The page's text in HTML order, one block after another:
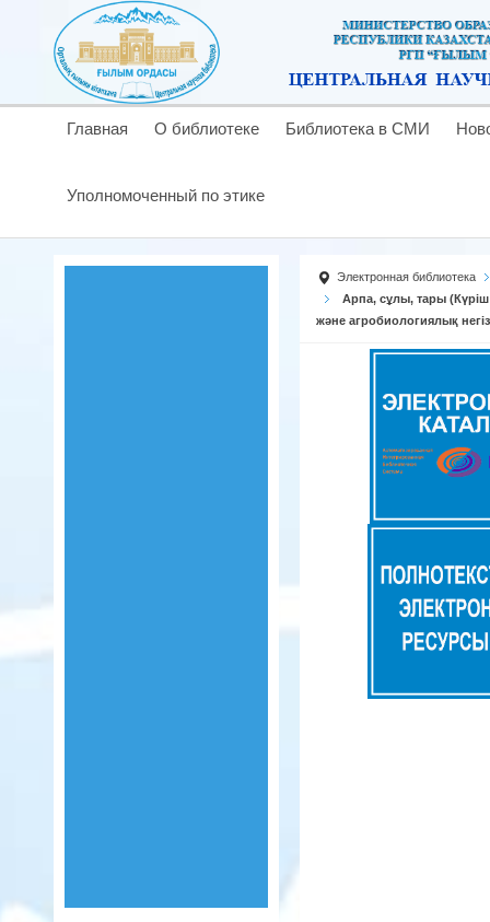
Главная О библиотеке Библиотека в СМИ
Уполномоченный по этике
Электронная библиотека
Арпа, сұлы, тары (Күріш
және агробиологиялық